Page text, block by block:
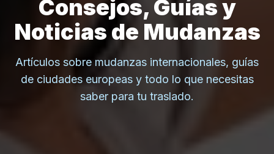
Consejos, Guías y
Noticias de Mudanzas
Artículos sobre mudanzas internacionales, guías
de ciudades europeas y todo lo que necesitas
saber para tu traslado.